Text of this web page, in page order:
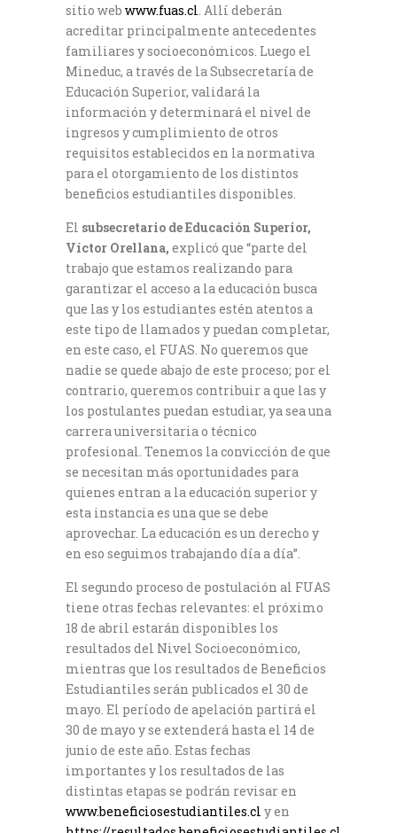
sitio web www.fuas.cl. Allí deberán
acreditar principalmente antecedentes
familiares y socioeconómicos. Luego el
Mineduc, a través de la Subsecretaría de
Educación Superior, validará la
información y determinará el nivel de
ingresos y cumplimiento de otros
requisitos establecidos en la normativa
para el otorgamiento de los distintos
beneficios estudiantiles disponibles.
El subsecretario de Educación Superior,
Víctor Orellana, explicó que “parte del
trabajo que estamos realizando para
garantizar el acceso a la educación busca
que las y los estudiantes estén atentos a
este tipo de llamados y puedan completar,
en este caso, el FUAS. No queremos que
nadie se quede abajo de este proceso; por el
contrario, queremos contribuir a que las y
los postulantes puedan estudiar, ya sea una
carrera universitaria o técnico
profesional. Tenemos la convicción de que
se necesitan más oportunidades para
quienes entran a la educación superior y
esta instancia es una que se debe
aprovechar. La educación es un derecho y
en eso seguimos trabajando día a día”.
El segundo proceso de postulación al FUAS
tiene otras fechas relevantes: el próximo
18 de abril estarán disponibles los
resultados del Nivel Socioeconómico,
mientras que los resultados de Beneficios
Estudiantiles serán publicados el 30 de
mayo. El período de apelación partirá el
30 de mayo y se extenderá hasta el 14 de
junio de este año. Estas fechas
importantes y los resultados de las
distintas etapas se podrán revisar en
www.beneficiosestudiantiles.cl y en